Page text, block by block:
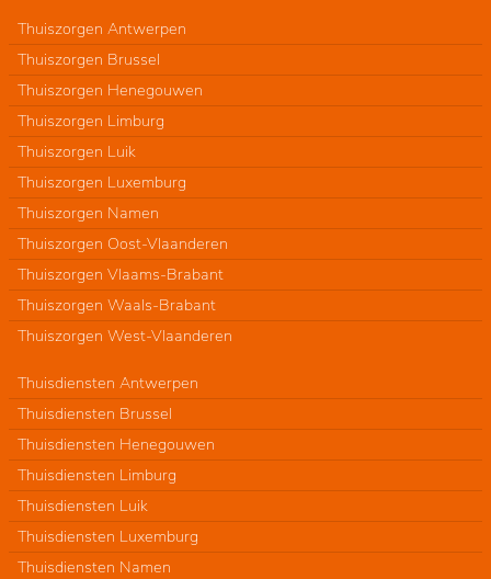
Thuiszorgen Antwerpen
Thuiszorgen Brussel
Thuiszorgen Henegouwen
Thuiszorgen Limburg
Thuiszorgen Luik
Thuiszorgen Luxemburg
Thuiszorgen Namen
Thuiszorgen Oost-Vlaanderen
Thuiszorgen Vlaams-Brabant
Thuiszorgen Waals-Brabant
Thuiszorgen West-Vlaanderen
Thuisdiensten Antwerpen
Thuisdiensten Brussel
Thuisdiensten Henegouwen
Thuisdiensten Limburg
Thuisdiensten Luik
Thuisdiensten Luxemburg
Thuisdiensten Namen